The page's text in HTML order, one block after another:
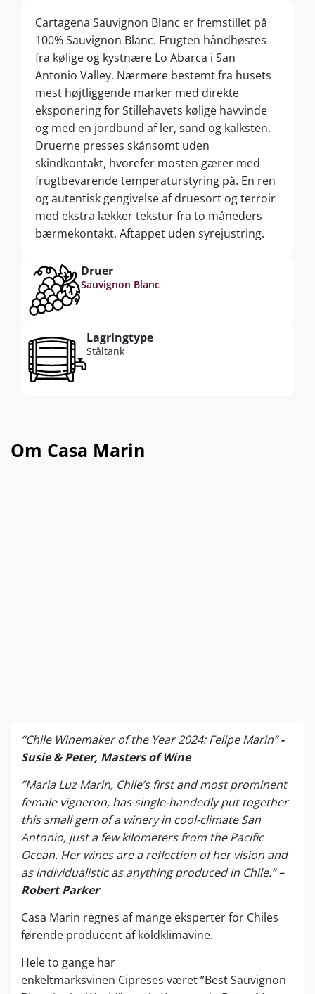
Cartagena Sauvignon Blanc er fremstillet på
100% Sauvignon Blanc. Frugten håndhøstes
fra kølige og kystnære Lo Abarca i San
Antonio Valley. Nærmere bestemt fra husets
mest højtliggende marker med direkte
eksponering for Stillehavets kølige havvinde
og med en jordbund af ler, sand og kalksten.
Druerne presses skånsomt uden
skindkontakt, hvorefer mosten gærer med
frugtbevarende temperaturstyring på. En ren
og autentisk gengivelse af druesort og terroir
med ekstra lækker tekstur fra to måneders
bærmekontakt. Aftappet uden syrejustring.
Druer
Sauvignon Blanc
Lagringtype
Ståltank
Om Casa Marin
“Chile Winemaker of the Year 2024: Felipe Marin”-
Susie & Peter, Masters of Wine
”Maria Luz Marin, Chile’s first and most prominent
female vigneron, has single-handedly put together
this small gem of a winery in cool-climate San
Antonio, just a few kilometers from the Pacific
Ocean. Her wines are a reflection of her vision and
as individualistic as anything produced in Chile.”–
Robert Parker
Casa Marin regnes af mange eksperter for Chiles
førende producent af koldklimavine.
Hele to gange har
enkeltmarksvinen Cipreses været ”Best Sauvignon